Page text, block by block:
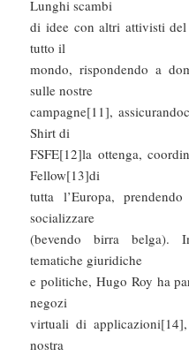
Lunghi scambi
di idee con altri attivisti
tutto il
mondo, rispondendo a
sulle nostre
campagne[11],
Shirt di
FSFE[12]la ottenga,
Fellow[13]di
tutta l’Europa,
socializzare
(bevendo birra belga).
tematiche giuridiche
e politiche, Hugo Roy ha
negozi
virtuali di
nostra